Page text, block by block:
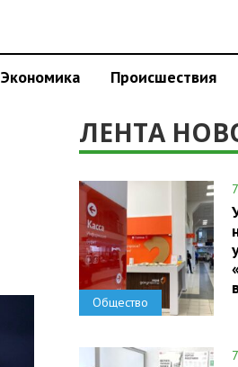
Экономика Происшествия
ЛЕНТА
Общество